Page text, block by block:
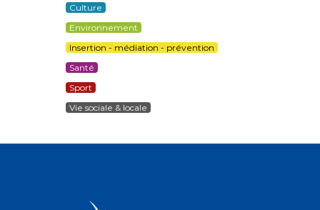
Culture
Environnement
Insertion - médiation - prévention
Santé
Sport
Vie sociale & locale